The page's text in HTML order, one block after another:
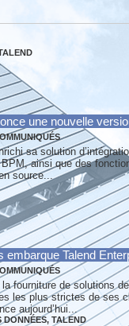
une nouvelle
sa solution
BPM, ainsi que des
source...
embarque Talend
la fourniture de solutions
les plus strictes de ses
aujourd’hui...
DONNÉES, TALEND